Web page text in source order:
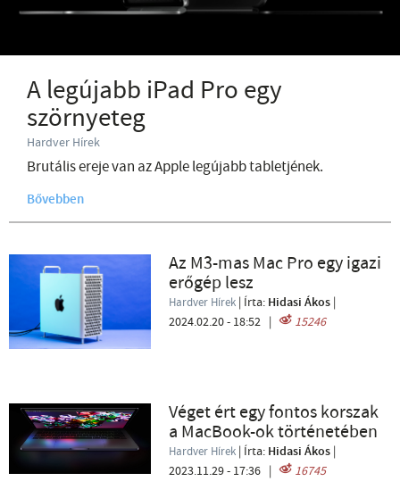
A legújabb iPad Pro egy
szörnyeteg
Hardver Hírek
Brutális ereje van az Apple legújabb tabletjének.
Bővebben
Az M3-mas Mac Pro egy igazi
erőgép lesz
Hardver Hírek | Írta: Hidasi Ákos
2024.02.20 - 18:52 | 15246
Véget ért egy fontos korszak
a MacBook-ok történetében
Hardver Hírek | Írta: Hidasi Ákos
2023.11.29 - 17:36 | 16745